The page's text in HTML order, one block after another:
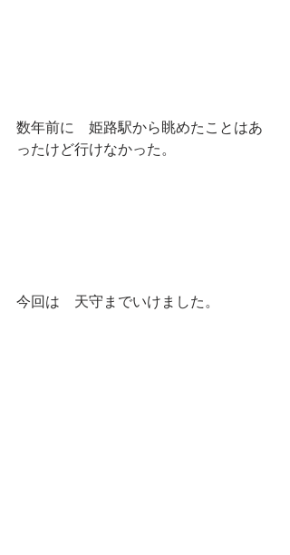
数年前に　姫路駅から眺めたことはあ
ったけど行けなかった。
今回は　天守までいけました。